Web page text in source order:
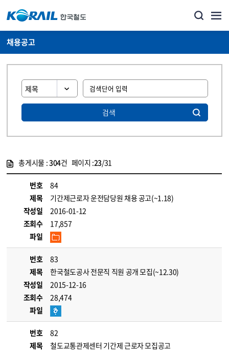
채용공고
검색
총게시물 :304건 페이지 :23/31
번호
84
제목
기간제근로자 운전담당원 채용 공고(~1.18)
작성일
2016-01-12
조회수
17,857
파일
번호
83
제목
한국철도공사 전문직 직원 공개 모집(~12.30)
작성일
2015-12-16
조회수
28,474
파일
번호
82
제목
철도교통관제센터 기간제 근로자 모집공고